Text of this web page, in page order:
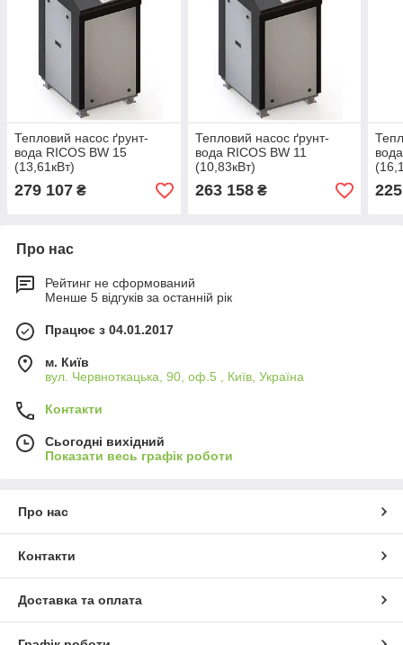
Тепловий насос ґрунт-
вода RICOS BW 15
(13,61кВт)
279 107 ₴
Тепловий насос ґрунт-
вода RICOS BW 11
(10,83кВт)
263 158₴
Про нас
Рейтинг не сформований
Менше 5 відгуків за останній рік
Працює з 04.01.2017
м. Київ
вул. Червноткацька, 90, оф.5 , Київ, Україна
Контакти
Сьогодні вихідний
Показати весь графік роботи
Про нас
Контакти
Доставка та оплата